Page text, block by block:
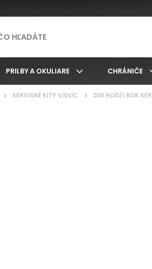
PRILBY A OKULIARE CHRÁNIČE
/ SERVISNÉ KITY VIDLÍC / 200 HOD/1 ROK